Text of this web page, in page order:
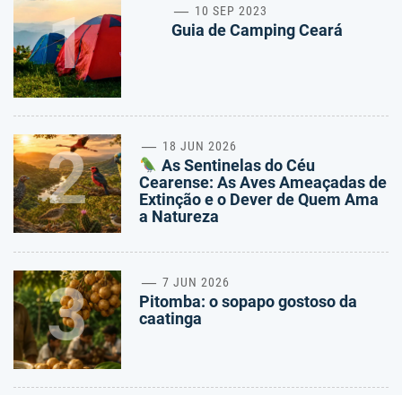
1 10 SEP 2023
Guia de Camping Ceará
2 18 JUN 2026
As Sentinelas do Céu
Cearense: As Aves Ameaçadas de
Extinção e o Dever de Quem Ama
a Natureza
3 7 JUN 2026
Pitomba: o sopapo gostoso da
caatinga